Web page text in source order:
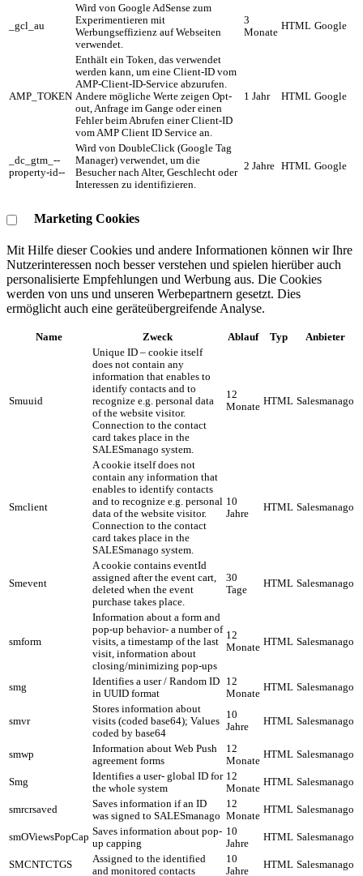
_gcl_au
Wird von Google AdSense zum
Experimentieren mit
Werbungseffizienz auf Webseiten
verwendet.
3
Monate
HTML Google
AMP_TOKEN
Enthält ein Token, das verwendet
werden kann, um eine Client-ID vom
AMP-Client-ID-Service abzurufen.
Andere mögliche Werte zeigen Opt-
out, Anfrage im Gange oder einen
Fehler beim Abrufen einer Client-ID
vom AMP Client ID Service an.
1 Jahr HTML Google
_dc_gtm_--
property-id--
Wird von DoubleClick (Google Tag
Manager) verwendet, um die
Besucher nach Alter, Geschlecht oder
Interessen zu identifizieren.
2 Jahre HTML Google
Marketing Cookies
Mit Hilfe dieser Cookies und andere Informationen können wir Ihre
Nutzerinteressen noch besser verstehen und spielen hierüber auch
personalisierte Empfehlungen und Werbung aus. ​Die Cookies
werden von uns und unseren Werbepartnern gesetzt. Dies
ermöglicht auch eine geräteübergreifende Analyse.
Name Zweck Ablauf Typ Anbieter
Smuuid
Unique ID – cookie itself
does not contain any
information that enables to
identify contacts and to
recognize e.g. personal data
of the website visitor.
Connection to the contact
card takes place in the
SALESmanago system.
12
Monate HTML Salesmanago
Smclient
A cookie itself does not
contain any information that
enables to identify contacts
and to recognize e.g. personal
data of the website visitor.
Connection to the contact
card takes place in the
SALESmanago system.
10
Jahre
HTML Salesmanago
Smevent
A cookie contains eventId
assigned after the event cart,
deleted when the event
purchase takes place.
30
Tage
HTML Salesmanago
smform
Information about a form and
pop-up behavior- a number of
visits, a timestamp of the last
visit, information about
closing/minimizing pop-ups
12
Monate HTML Salesmanago
smg
Identifies a user / Random ID
in UUID format
12
Monate
HTML Salesmanago
smvr
Stores information about
visits (coded base64); Values
coded by base64
10
Jahre
HTML Salesmanago
smwp
Information about Web Push
agreement forms
12
Monate
HTML Salesmanago
Smg
Identifies a user- global ID for
the whole system
12
Monate
HTML Salesmanago
smrcrsaved
Saves information if an ID
was signed to SALESmanago
12
Monate
HTML Salesmanago
smOViewsPopCap Saves information about pop-
up capping
10
Jahre
HTML Salesmanago
SMCNTCTGS
Assigned to the identified
and monitored contacts
10
Jahre
HTML Salesmanago